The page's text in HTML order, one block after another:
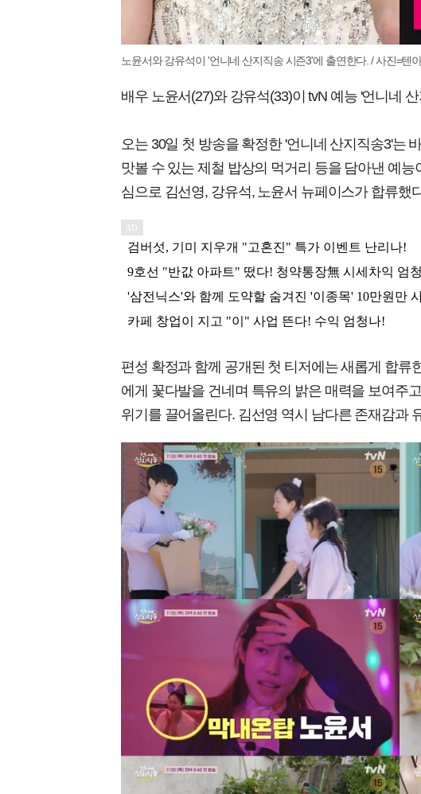
노윤서와 강유석이 '언니네 산지직송 시즌3'에 출연한다. / 사진=텐
배우 노윤서(27)와 강유석(33)이 tvN 예능 '언니네
오는 30일 첫 방송을 확정한 '언니네 산지직송3'는
맛볼 수 있는 제철 밥상의 먹거리 등을 담아낸 예
심으로 김선영, 강유석, 노윤서 뉴페이스가 합류했
편성 확정과 함께 공개된 첫 티저에는 새롭게 합류
에게 꽃다발을 건네며 특유의 밝은 매력을 보여주
위기를 끌어올린다. 김선영 역시 남다른 존재감과